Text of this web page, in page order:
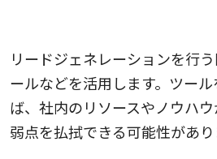
リードジェネレーションを行
ールなどを活用します。ツー
ば、社内のリソースやノウハ
弱点を払拭できる可能性があり